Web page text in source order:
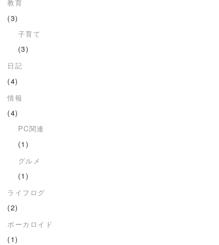
教育
(3)
子育て
(3)
日記
(4)
情報
(4)
PC関連
(1)
グルメ
(1)
ライフログ
(2)
ボーカロイド
(1)